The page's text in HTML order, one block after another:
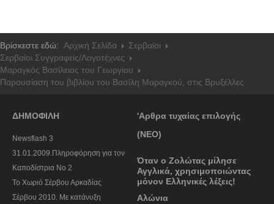
Βρίσκεστε εδώ: Αρχική Σελίδα
Σερβαίοι
Σερβαίοι Συγγραφείς/Λογoτέχνες
Μαραγκός Βασίλειος του Γεωργίου
Παρουσίαση του βιβλίου του Βασίλη Μαραγκού, στις Βρυξέλλες
ΔΗΜΟΦΙΛΗ
Newsflash 3
31.01.2009.Πληροφόρηση για τον
Καποδίστρια Νο 2
To Χωριό Σέρβου Αρκαδίας
Σέρβου 2010. Με κατάνυξη
'Αρθρα τυχαίας επιλογής
(ΝΕΟ)
Όταν ο Ζολώτας μίλησε
Αγγλικά, χρησιμοποιώντας
μόνον Ελληνικές λέξεις!
Αλώνια